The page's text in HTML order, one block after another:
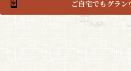
ご自宅でもグラン